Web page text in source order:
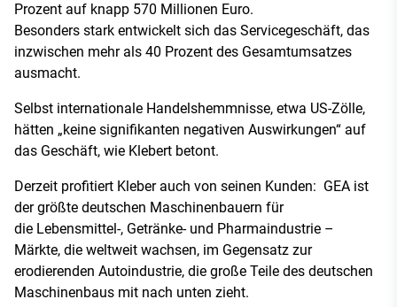
Prozent auf knapp 570 Millionen Euro.
Besonders stark entwickelt sich das Servicegeschäft, das
inzwischen mehr als 40 Prozent des Gesamtumsatzes
ausmacht.
Selbst internationale Handelshemmnisse, etwa US-Zölle,
hätten „keine signifikanten negativen Auswirkungen“ auf
das Geschäft, wie Klebert betont.
Derzeit profitiert Kleber auch von seinen Kunden: GEA ist
der größte deutschen Maschinenbauern für
die Lebensmittel-, Getränke- und Pharmaindustrie –
Märkte, die weltweit wachsen, im Gegensatz zur
erodierenden Autoindustrie, die große Teile des deutschen
Maschinenbaus mit nach unten zieht.